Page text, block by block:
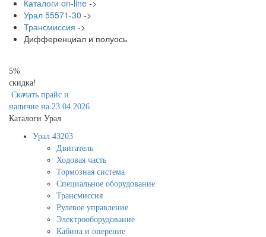
Каталоги on-line ->
Урал 55571-30 ->
Трансмиссия ->
Дифференциал и полуось
5%
скидка!
Скачать прайс и
наличие на 23.04.2026
Каталоги Урал
Урал 43203
Двигатель
Ходовая часть
Тормозная система
Специальное оборудование
Трансмиссия
Рулевое управление
Электрооборудование
Кабина и оперение